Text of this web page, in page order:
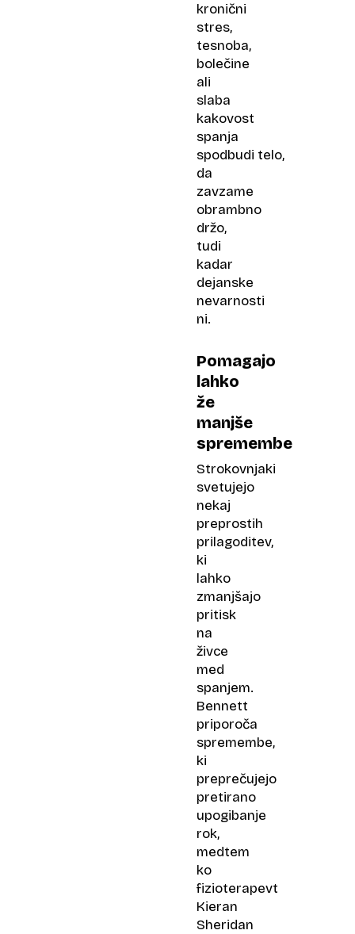
kronični
stres,
tesnoba,
bolečine
ali
slaba
kakovost
spanja
spodbudi telo,
da
zavzame
obrambno
držo,
tudi
kadar
dejanske
nevarnosti
ni.
Pomagajo
lahko
že
manjše
spremembe
Strokovnjaki
svetujejo
nekaj
preprostih
prilagoditev,
ki
lahko
zmanjšajo
pritisk
na
živce
med
spanjem.
Bennett
priporoča
spremembe,
ki
preprečujejo
pretirano
upogibanje
rok,
medtem
ko
fizioterapevt
Kieran
Sheridan